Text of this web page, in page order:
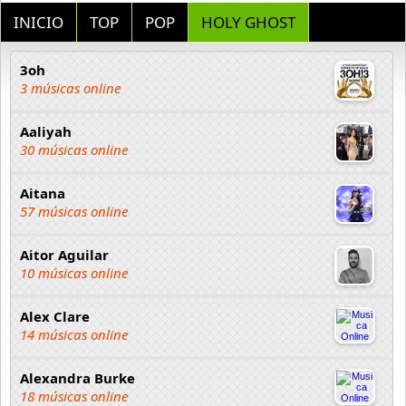
INICIO TOP POP HOLY GHOST
3oh
3 músicas online
Aaliyah
30 músicas online
Aitana
57 músicas online
Aitor Aguilar
10 músicas online
Alex Clare
14 músicas online
Alexandra Burke
18 músicas online